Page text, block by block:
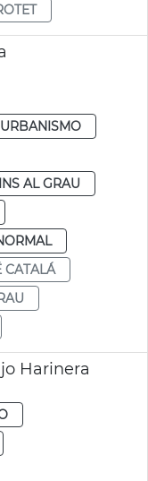
URBANISMO
AL GRAU
CATALÁ
Harinera